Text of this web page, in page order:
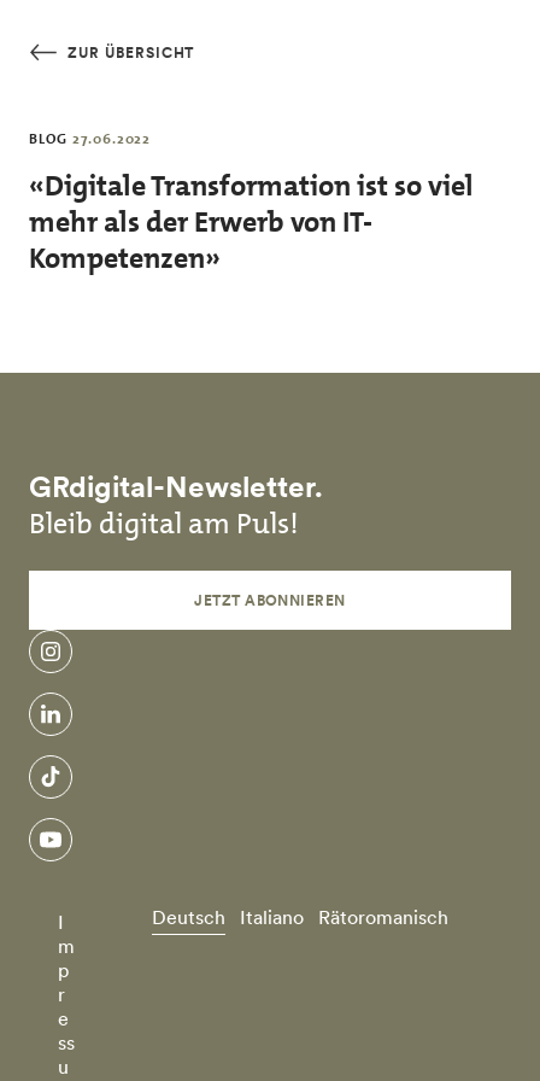
ZUR ÜBERSICHT
BLOG 27.06.2022
«Digitale Transformation ist so viel
mehr als der Erwerb von IT-
Kompetenzen»
GRdigital-Newsletter.
Bleib digital am Puls!
JETZT ABONNIEREN
instagram
linkedin
tiktok
youtube
I
m
p
r
e
ss
u
Deutsch Italiano Rätoromanisch